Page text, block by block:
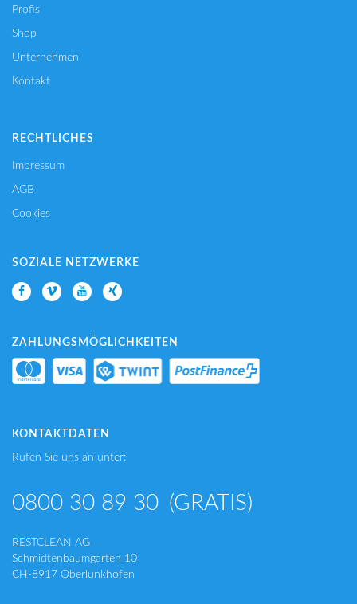
Profis
Shop
Unternehmen
Kontakt
RECHTLICHES
Impressum
AGB
Cookies
SOZIALE NETZWERKE
ZAHLUNGSMÖGLICHKEITEN
KONTAKTDATEN
Rufen Sie uns an unter:
0800 30 89 30 (GRATIS)
RESTCLEAN AG
Schmidtenbaumgarten 10
CH-8917 Oberlunkhofen